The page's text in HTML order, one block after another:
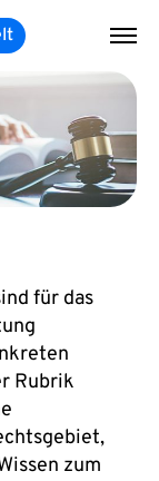
für das
Rubrik
zum